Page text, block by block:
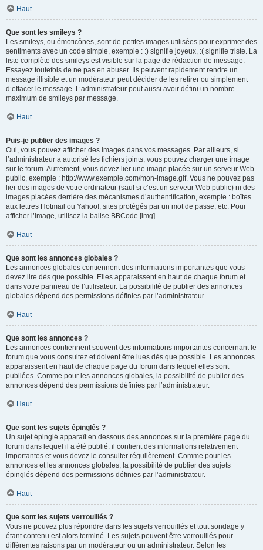
Haut
Que sont les smileys ?
Les smileys, ou émoticônes, sont de petites images utilisées pour exprimer des
sentiments avec un code simple, exemple : :) signifie joyeux, :( signifie triste. La
liste complète des smileys est visible sur la page de rédaction de message.
Essayez toutefois de ne pas en abuser. Ils peuvent rapidement rendre un
message illisible et un modérateur peut décider de les retirer ou simplement
d’effacer le message. L’administrateur peut aussi avoir défini un nombre
maximum de smileys par message.
Haut
Puis-je publier des images ?
Oui, vous pouvez afficher des images dans vos messages. Par ailleurs, si
l’administrateur a autorisé les fichiers joints, vous pouvez charger une image
sur le forum. Autrement, vous devez lier une image placée sur un serveur Web
public, exemple : http://www.exemple.com/mon-image.gif. Vous ne pouvez pas
lier des images de votre ordinateur (sauf si c’est un serveur Web public) ni des
images placées derrière des mécanismes d’authentification, exemple : boîtes
aux lettres Hotmail ou Yahoo!, sites protégés par un mot de passe, etc. Pour
afficher l’image, utilisez la balise BBCode [img].
Haut
Que sont les annonces globales ?
Les annonces globales contiennent des informations importantes que vous
devez lire dès que possible. Elles apparaissent en haut de chaque forum et
dans votre panneau de l’utilisateur. La possibilité de publier des annonces
globales dépend des permissions définies par l’administrateur.
Haut
Que sont les annonces ?
Les annonces contiennent souvent des informations importantes concernant le
forum que vous consultez et doivent être lues dès que possible. Les annonces
apparaissent en haut de chaque page du forum dans lequel elles sont
publiées. Comme pour les annonces globales, la possibilité de publier des
annonces dépend des permissions définies par l’administrateur.
Haut
Que sont les sujets épinglés ?
Un sujet épinglé apparaît en dessous des annonces sur la première page du
forum dans lequel il a été publié. il contient des informations relativement
importantes et vous devez le consulter régulièrement. Comme pour les
annonces et les annonces globales, la possibilité de publier des sujets
épinglés dépend des permissions définies par l’administrateur.
Haut
Que sont les sujets verrouillés ?
Vous ne pouvez plus répondre dans les sujets verrouillés et tout sondage y
étant contenu est alors terminé. Les sujets peuvent être verrouillés pour
différentes raisons par un modérateur ou un administrateur. Selon les